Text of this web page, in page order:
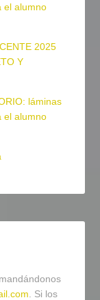
el alumno
2025
Y
láminas
el alumno
. Si los